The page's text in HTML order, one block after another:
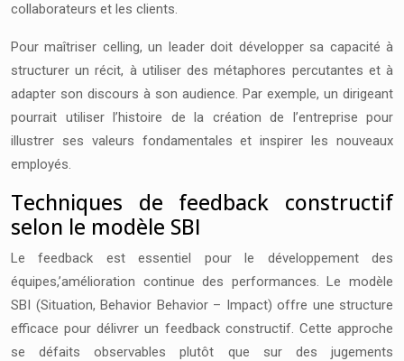
collaborateurs et les clients.
Pour maîtriser celling, un leader doit développer sa capacité à
structurer un récit, à utiliser des métaphores percutantes et à
adapter son discours à son audience. Par exemple, un dirigeant
pourrait utiliser l’histoire de la création de l’entreprise pour
illustrer ses valeurs fondamentales et inspirer les nouveaux
employés.
Techniques de feedback constructif
selon le modèle SBI
Le feedback est essentiel pour le développement des
équipes,’amélioration continue des performances. Le modèle
SBI (Situation, Behavior Behavior – Impact) offre une structure
efficace pour délivrer un feedback constructif. Cette approche
se défaits observables plutôt que sur des jugements